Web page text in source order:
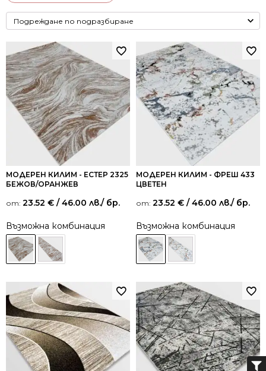
МОДЕРЕН КИЛИМ - ЕСТЕР 2325
БЕЖОВ/ОРАНЖЕВ
от: 23.52 € / 46.00 лв./ бр.
Възможна комбинация
МОДЕРЕН КИЛИМ - ФРЕШ 433
ЦВЕТЕН
от: 23.52 € / 46.00 лв./ бр.
Възможна комбинация